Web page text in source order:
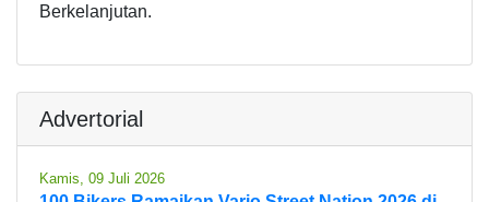
Berkelanjutan.
Advertorial
Kamis, 09 Juli 2026